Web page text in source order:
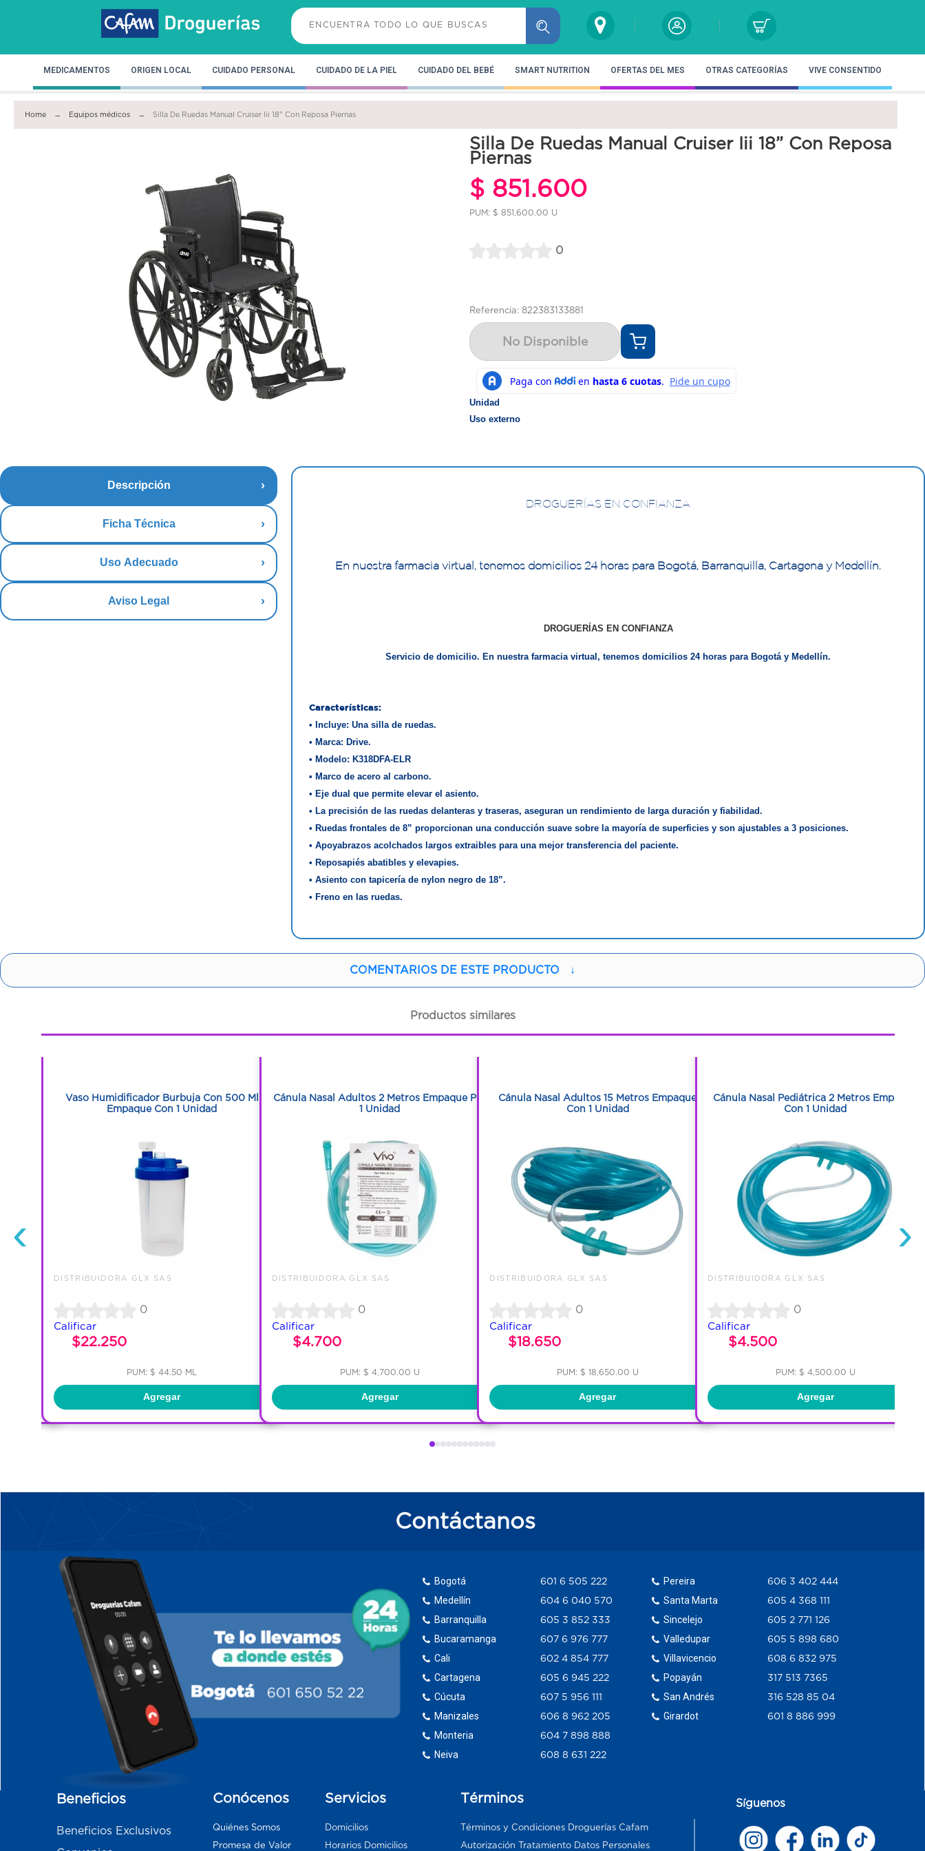
MEDICAMENTOS ORIGEN LOCAL CUIDADO PERSONAL CUIDADO DE LA PIEL CUIDADO DEL BEBÉ SMART NUTRITION OFERTAS DEL MES OTRAS CATEGORÍAS VIVE CONSENTIDO
Home Equipos médicos Silla De Ruedas Manual Cruiser Iii 18” Con Reposa Piernas
Silla De Ruedas Manual Cruiser Iii 18” Con Reposa
Piernas
$ 851.600
PUM: $ 851,600.00 U
0
Referencia: 822383133881
No Disponible
Unidad
Uso externo
Descripción
Ficha Técnica
Uso Adecuado
Aviso Legal
DROGUERÍAS EN CONFIANZA
En nuestra farmacia virtual, tenemos domicilios 24 horas para Bogotá, Barranquilla, Cartagena y Medellín.
DROGUERÍAS EN CONFIANZA
Servicio de domicilio. En nuestra farmacia virtual, tenemos domicilios 24 horas para Bogotá y Medellín.
Características:
• Incluye: Una silla de ruedas.
• Marca: Drive.
• Modelo: K318DFA-ELR
• Marco de acero al carbono.
• Eje dual que permite elevar el asiento.
• La precisión de las ruedas delanteras y traseras, aseguran un rendimiento de larga duración y fiabilidad.
• Ruedas frontales de 8” proporcionan una conducción suave sobre la mayoría de superficies y son ajustables a 3 posiciones.
• Apoyabrazos acolchados largos extraibles para una mejor transferencia del paciente.
• Reposapiés abatibles y elevapies.
• Asiento con tapicería de nylon negro de 18”.
• Freno en las ruedas.
COMENTARIOS DE ESTE PRODUCTO ↓
Productos similares
‹
Vaso Humidificador Burbuja Con 500 Ml
Empaque Con 1 Unidad
DISTRIBUIDORA GLX SAS
0
Calificar
$22.250
PUM: $ 44.50 ML
Agregar
Cánula Nasal Adultos 2 Metros Empaque Por
1 Unidad
DISTRIBUIDORA GLX SAS
0
Calificar
$4.700
PUM: $ 4,700.00 U
Agregar
Cánula Nasal Adultos 15 Metros Empaque
Con 1 Unidad
DISTRIBUIDORA GLX SAS
0
Calificar
$18.650
PUM: $ 18,650.00 U
Agregar
Cánula Nasal Pediátrica 2 Metros Empaque
Con 1 Unidad
DISTRIBUIDORA GLX SAS
0
Calificar
$4.500
PUM: $ 4,500.00 U
Agregar
›
Contáctanos
Bogotá
Medellín
Barranquilla
Bucaramanga
Cali
Cartagena
Cúcuta
Manizales
Monteria
Neiva
601 6 505 222
604 6 040 570
605 3 852 333
607 6 976 777
602 4 854 777
605 6 945 222
607 5 956 111
606 8 962 205
604 7 898 888
608 8 631 222
Pereira
Santa Marta
Sincelejo
Valledupar
Villavicencio
Popayán
San Andrés
Girardot
606 3 402 444
605 4 368 111
605 2 771 126
605 5 898 680
608 6 832 975
317 513 7365
316 528 85 04
601 8 886 999
Beneficios
Beneficios Exclusivos
Conócenos
Quiénes Somos
Promesa de Valor
Servicios
Domicilios
Horarios Domicilios
Términos
Términos y Condiciones Droguerías Cafam
Autorización Tratamiento Datos Personales
Síguenos